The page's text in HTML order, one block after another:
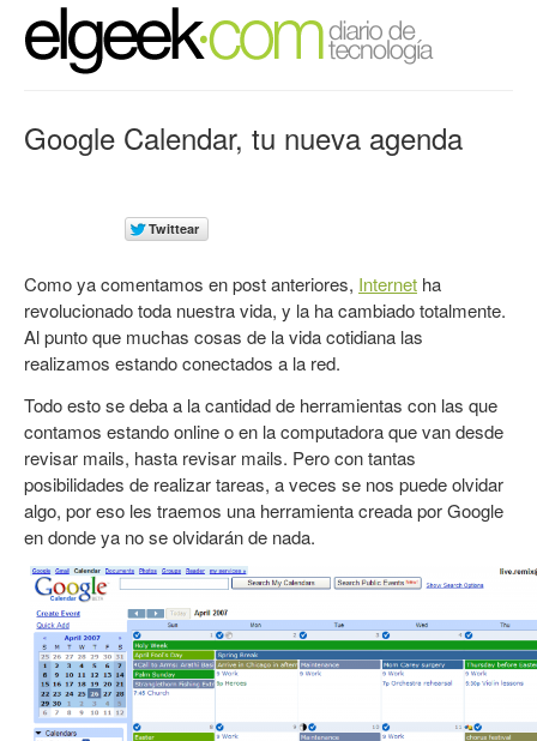
Google Calendar, tu nueva agenda
Como ya comentamos en post anteriores, Internet ha
revolucionado toda nuestra vida, y la ha cambiado totalmente.
Al punto que muchas cosas de la vida cotidiana las
realizamos estando conectados a la red.
Todo esto se deba a la cantidad de herramientas con las que
contamos estando online o en la computadora que van desde
revisar mails, hasta revisar mails. Pero con tantas
posibilidades de realizar tareas, a veces se nos puede olvidar
algo, por eso les traemos una herramienta creada por Google
en donde ya no se olvidarán de nada.